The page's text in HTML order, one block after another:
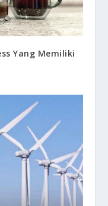
Yang Memiliki